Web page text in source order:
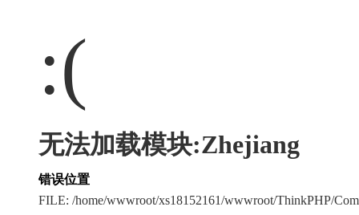
:(
无法加载模块:Zhejiang
错误位置
FILE: /home/wwwroot/xs18152161/wwwroot/ThinkPHP/